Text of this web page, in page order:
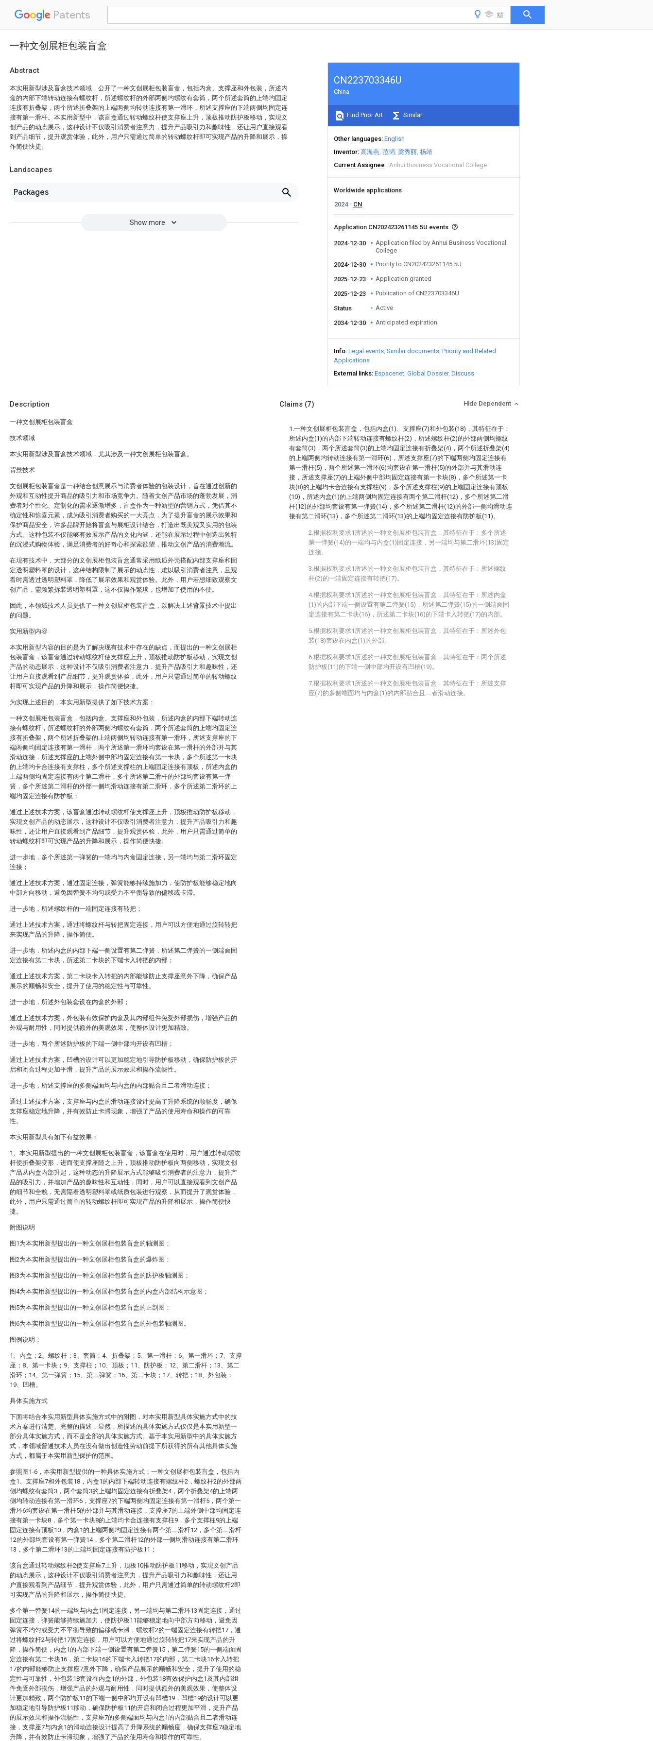
Patents
一种文创展柜包装盲盒
Abstract
本实用新型涉及盲盒技术领域，公开了一种文创展柜包装盲盒，包括内盒、支撑座和外包装，所述内
盒的内部下端转动连接有螺纹杆，所述螺纹杆的外部两侧均螺纹有套筒，两个所述套筒的上端均固定
连接有折叠架，两个所述折叠架的上端两侧均转动连接有第一滑环，所述支撑座的下端两侧均固定连
接有第一滑杆。本实用新型中，该盲盒通过转动螺纹杆使支撑座上升，顶板推动防护板移动，实现文
创产品的动态展示，这种设计不仅吸引消费者注意力，提升产品吸引力和趣味性，还让用户直接观看
到产品细节，提升观赏体验，此外，用户只需通过简单的转动螺纹杆即可实现产品的升降和展示，操
作简便快捷。
Landscapes
Packages
Show more
CN223703346U
China
Find Prior Art Similar
Other languages English
Inventor 高海燕 范韬 梁秀丽 杨靖
Current Assignee
Anhui Business Vocational College
Worldwide applications
2024
CN
Application CN202423261145.5U events
2024-12-30
Application filed by Anhui Business Vocational
College
2024-12-30
Priority to CN202423261145.5U
2025-12-23 Application granted
2025-12-23 Publication of CN223703346U
Status Active
2034-12-30 Anticipated expiration
Info Legal events Similar documents Priority and Related
Applications
External links Espacenet Global Dossier Discuss
Description
一种文创展柜包装盲盒
技术领域
本实用新型涉及盲盒技术领域，尤其涉及一种文创展柜包装盲盒。
背景技术
文创展柜包装盲盒是一种结合创意展示与消费者体验的包装设计，旨在通过创新的
外观和互动性提升商品的吸引力和市场竞争力。随着文创产品市场的蓬勃发展，消
费者对个性化、定制化的需求逐渐增多，盲盒作为一种新型的营销方式，凭借其不
确定性和惊喜元素，成为吸引消费者购买的一大亮点，为了提升盲盒的展示效果和
保护商品安全，许多品牌开始将盲盒与展柜设计结合，打造出既美观又实用的包装
方式。这种包装不仅能够有效展示产品的文化内涵，还能在展示过程中创造出独特
的沉浸式购物体验，满足消费者的好奇心和探索欲望，推动文创产品的消费潮流。
在现有技术中，大部分的文创展柜包装盲盒通常采用纸质外壳搭配内部支撑座和固
定透明塑料罩的设计，这种结构限制了展示的动态性，难以吸引消费者注意，且观
看时需透过透明塑料罩，降低了展示效果和观赏体验。此外，用户若想细致观察文
创产品，需频繁拆装透明塑料罩，这不仅操作繁琐，也增加了使用的不便。
因此，本领域技术人员提供了一种文创展柜包装盲盒，以解决上述背景技术中提出
的问题。
实用新型内容
本实用新型内容的目的是为了解决现有技术中存在的缺点，而提出的一种文创展柜
包装盲盒，该盲盒通过转动螺纹杆使支撑座上升，顶板推动防护板移动，实现文创
产品的动态展示，这种设计不仅吸引消费者注意力，提升产品吸引力和趣味性，还
让用户直接观看到产品细节，提升观赏体验，此外，用户只需通过简单的转动螺纹
杆即可实现产品的升降和展示，操作简便快捷。
为实现上述目的，本实用新型提供了如下技术方案：
一种文创展柜包装盲盒，包括内盒、支撑座和外包装，所述内盒的内部下端转动连
接有螺纹杆，所述螺纹杆的外部两侧均螺纹有套筒，两个所述套筒的上端均固定连
接有折叠架，两个所述折叠架的上端两侧均转动连接有第一滑环，所述支撑座的下
端两侧均固定连接有第一滑杆，两个所述第一滑环均套设在第一滑杆的外部并与其
滑动连接，所述支撑座的上端外侧中部均固定连接有第一卡块，多个所述第一卡块
的上端均卡合连接有支撑柱，多个所述支撑柱的上端固定连接有顶板，所述内盒的
上端两侧均固定连接有两个第二滑杆，多个所述第二滑杆的外部均套设有第一弹
簧，多个所述第二滑杆的外部一侧均滑动连接有第二滑环，多个所述第二滑环的上
端均固定连接有防护板；
通过上述技术方案，该盲盒通过转动螺纹杆使支撑座上升，顶板推动防护板移动，
实现文创产品的动态展示，这种设计不仅吸引消费者注意力，提升产品吸引力和趣
味性，还让用户直接观看到产品细节，提升观赏体验，此外，用户只需通过简单的
转动螺纹杆即可实现产品的升降和展示，操作简便快捷。
进一步地，多个所述第一弹簧的一端均与内盒固定连接，另一端均与第二滑环固定
连接；
通过上述技术方案，通过固定连接，弹簧能够持续施加力，使防护板能够稳定地向
中部方向移动，避免因弹簧不均匀或受力不平衡导致的偏移或卡滞。
进一步地，所述螺纹杆的一端固定连接有转把；
通过上述技术方案，通过将螺纹杆与转把固定连接，用户可以方便地通过旋转转把
来实现产品的升降，操作简便。
进一步地，所述内盒的内部下端一侧设置有第二弹簧，所述第二弹簧的一侧端面固
定连接有第二卡块，所述第二卡块的下端卡入转把的内部；
通过上述技术方案，第二卡块卡入转把的内部能够防止支撑座意外下降，确保产品
展示的顺畅和安全，提升了使用的稳定性与可靠性。
进一步地，所述外包装套设在内盒的外部；
通过上述技术方案，外包装有效保护内盒及其内部组件免受外部损伤，增强产品的
外观与耐用性，同时提供额外的美观效果，使整体设计更加精致。
进一步地，两个所述防护板的下端一侧中部均开设有凹槽；
通过上述技术方案，凹槽的设计可以更加稳定地引导防护板移动，确保防护板的开
启和闭合过程更加平滑，提升产品的展示效果和操作流畅性。
进一步地，所述支撑座的多侧端面均与内盒的内部贴合且二者滑动连接；
通过上述技术方案，支撑座与内盒的滑动连接设计提高了升降系统的顺畅度，确保
支撑座稳定地升降，并有效防止卡滞现象，增强了产品的使用寿命和操作的可靠
性。
本实用新型具有如下有益效果：
1、本实用新型提出的一种文创展柜包装盲盒，该盲盒在使用时，用户通过转动螺纹
杆使折叠架变形，进而使支撑座随之上升，顶板推动防护板向两侧移动，实现文创
产品从内盒内部升起，这种动态的升降展示方式能够吸引消费者的注意力，提升产
品的吸引力，并增加产品的趣味性和互动性，同时，用户可以直接观看到文创产品
的细节和全貌，无需隔着透明塑料罩或纸质包装进行观察，从而提升了观赏体验，
此外，用户只需通过简单的转动螺纹杆即可实现产品的升降和展示，操作简便快
捷。
附图说明
图1为本实用新型提出的一种文创展柜包装盲盒的轴测图；
图2为本实用新型提出的一种文创展柜包装盲盒的爆炸图；
图3为本实用新型提出的一种文创展柜包装盲盒的防护板轴测图；
图4为本实用新型提出的一种文创展柜包装盲盒的内盒内部结构示意图；
图5为本实用新型提出的一种文创展柜包装盲盒的正剖图；
图6为本实用新型提出的一种文创展柜包装盲盒的外包装轴测图。
图例说明：
1、内盒；2、螺纹杆；3、套筒；4、折叠架；5、第一滑杆；6、第一滑环；7、支撑
座；8、第一卡块；9、支撑柱；10、顶板；11、防护板；12、第二滑杆；13、第二
滑环；14、第一弹簧；15、第二弹簧；16、第二卡块；17、转把；18、外包装；
19、凹槽。
具体实施方式
下面将结合本实用新型具体实施方式中的附图，对本实用新型具体实施方式中的技
术方案进行清楚、完整的描述，显然，所描述的具体实施方式仅仅是本实用新型一
部分具体实施方式，而不是全部的具体实施方式。基于本实用新型中的具体实施方
式，本领域普通技术人员在没有做出创造性劳动前提下所获得的所有其他具体实施
方式，都属于本实用新型保护的范围。
参照图1-6，本实用新型提供的一种具体实施方式：一种文创展柜包装盲盒，包括内
盒1、支撑座7和外包装18，内盒1的内部下端转动连接有螺纹杆2，螺纹杆2的外部两
侧均螺纹有套筒3，两个套筒3的上端均固定连接有折叠架4，两个折叠架4的上端两
侧均转动连接有第一滑环6，支撑座7的下端两侧均固定连接有第一滑杆5，两个第一
滑环6均套设在第一滑杆5的外部并与其滑动连接，支撑座7的上端外侧中部均固定连
接有第一卡块8，多个第一卡块8的上端均卡合连接有支撑柱9，多个支撑柱9的上端
固定连接有顶板10，内盒1的上端两侧均固定连接有两个第二滑杆12，多个第二滑杆
12的外部均套设有第一弹簧14，多个第二滑杆12的外部一侧均滑动连接有第二滑环
13，多个第二滑环13的上端均固定连接有防护板11；
该盲盒通过转动螺纹杆2使支撑座7上升，顶板10推动防护板11移动，实现文创产品
的动态展示，这种设计不仅吸引消费者注意力，提升产品吸引力和趣味性，还让用
户直接观看到产品细节，提升观赏体验，此外，用户只需通过简单的转动螺纹杆2即
可实现产品的升降和展示，操作简便快捷。
多个第一弹簧14的一端均与内盒1固定连接，另一端均与第二滑环13固定连接，通过
固定连接，弹簧能够持续施加力，使防护板11能够稳定地向中部方向移动，避免因
弹簧不均匀或受力不平衡导致的偏移或卡滞，螺纹杆2的一端固定连接有转把17，通
过将螺纹杆2与转把17固定连接，用户可以方便地通过旋转转把17来实现产品的升
降，操作简便，内盒1的内部下端一侧设置有第二弹簧15，第二弹簧15的一侧端面固
定连接有第二卡块16，第二卡块16的下端卡入转把17的内部，第二卡块16卡入转把
17的内部能够防止支撑座7意外下降，确保产品展示的顺畅和安全，提升了使用的稳
定性与可靠性，外包装18套设在内盒1的外部，外包装18有效保护内盒1及其内部组
件免受外部损伤，增强产品的外观与耐用性，同时提供额外的美观效果，使整体设
计更加精致，两个防护板11的下端一侧中部均开设有凹槽19，凹槽19的设计可以更
加稳定地引导防护板11移动，确保防护板11的开启和闭合过程更加平滑，提升产品
的展示效果和操作流畅性，支撑座7的多侧端面均与内盒1的内部贴合且二者滑动连
接，支撑座7与内盒1的滑动连接设计提高了升降系统的顺畅度，确保支撑座7稳定地
升降，并有效防止卡滞现象，增强了产品的使用寿命和操作的可靠性。
Claims (7) Hide Dependent
1.一种文创展柜包装盲盒，包括内盒(1)、支撑座(7)和外包装(18)，其特征在于：
所述内盒(1)的内部下端转动连接有螺纹杆(2)，所述螺纹杆(2)的外部两侧均螺纹
有套筒(3)，两个所述套筒(3)的上端均固定连接有折叠架(4)，两个所述折叠架(4)
的上端两侧均转动连接有第一滑环(6)，所述支撑座(7)的下端两侧均固定连接有
第一滑杆(5)，两个所述第一滑环(6)均套设在第一滑杆(5)的外部并与其滑动连
接，所述支撑座(7)的上端外侧中部均固定连接有第一卡块(8)，多个所述第一卡
块(8)的上端均卡合连接有支撑柱(9)，多个所述支撑柱(9)的上端固定连接有顶板
(10)，所述内盒(1)的上端两侧均固定连接有两个第二滑杆(12)，多个所述第二滑
杆(12)的外部均套设有第一弹簧(14)，多个所述第二滑杆(12)的外部一侧均滑动连
接有第二滑环(13)，多个所述第二滑环(13)的上端均固定连接有防护板(11)。
2.根据权利要求1所述的一种文创展柜包装盲盒，其特征在于：多个所述
第一弹簧(14)的一端均与内盒(1)固定连接，另一端均与第二滑环(13)固定
连接。
3.根据权利要求1所述的一种文创展柜包装盲盒，其特征在于：所述螺纹
杆(2)的一端固定连接有转把(17)。
4.根据权利要求1所述的一种文创展柜包装盲盒，其特征在于：所述内盒
(1)的内部下端一侧设置有第二弹簧(15)，所述第二弹簧(15)的一侧端面固
定连接有第二卡块(16)，所述第二卡块(16)的下端卡入转把(17)的内部。
5.根据权利要求1所述的一种文创展柜包装盲盒，其特征在于：所述外包
装(18)套设在内盒(1)的外部。
6.根据权利要求1所述的一种文创展柜包装盲盒，其特征在于：两个所述
防护板(11)的下端一侧中部均开设有凹槽(19)。
7.根据权利要求1所述的一种文创展柜包装盲盒，其特征在于：所述支撑
座(7)的多侧端面均与内盒(1)的内部贴合且二者滑动连接。